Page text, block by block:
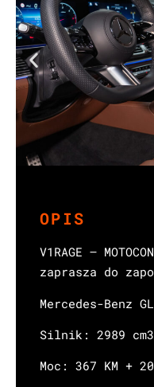
OPIS
V1RAGE –
zaprasza do
Mercedes-Benz
Silnik: 2989 cm3
Moc: 367 KM +